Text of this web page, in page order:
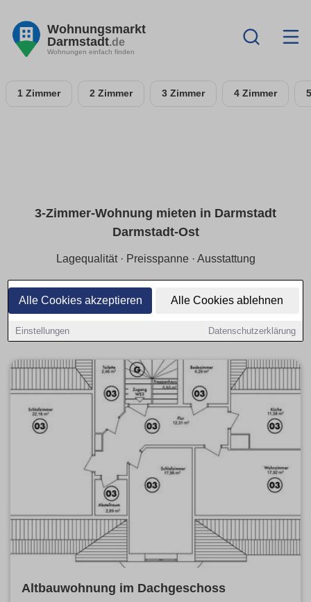
Alle Cookies akzeptieren Alle Cookies ablehnen
Einstellungen Datenschutzerklärung
Wohnungsmarkt
Darmstadt.de
Wohnungen einfach finden
1 Zimmer 2 Zimmer 3 Zimmer 4 Zimmer
3-Zimmer-Wohnung mieten in Darmstadt
Darmstadt-Ost
Lagequalität · Preisspanne · Ausstattung
Finde eine 3-Zimmer-Wohnung in Darmstadt Darmstadt-
Ost, perfekt für Familien oder Wohngemeinschaften. Die
Auswahl umfasst ruhige, zentrale und gut angebundene
Lagen mit passendem Budget.
Altbauwohnung im Dachgeschoss